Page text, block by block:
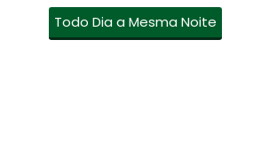
Todo Dia a Mesma Noite